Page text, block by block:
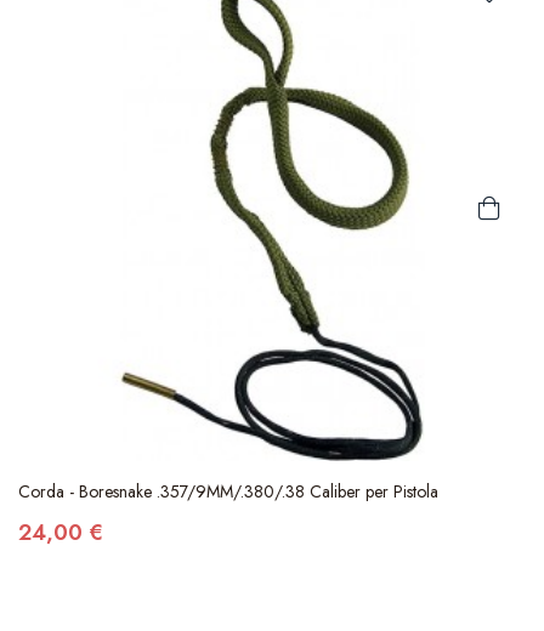
Corda - Boresnake .357/9MM/.380/.38 Caliber per Pistola
24,00 €